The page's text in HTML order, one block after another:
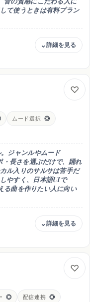
て使うときは有料プラン
/ Max 月89.99ドル
商用利用や高品質な書き
はStudio(月29.99ドル)・
を高音質に生成
制作
ムード選択 ◎
ジャンルやムード
長さを選ぶだけで、踊れ
ル入りのサルサは苦手だ
やすく、日本語UIで
る曲を作りたい人に向い
/ Artist 月19.49〜32.49ド
ロード・商用利用は有
ティフリーでDL可
◎ 配信連携 ◎